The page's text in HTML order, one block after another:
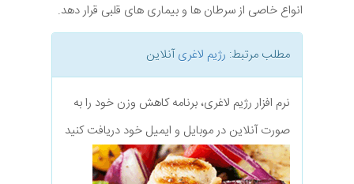
انواع خاصی از سرطان ها و بیماری های قلبی قرار دهد.
مطلب مرتبط: رژیم لاغریآنلاین
نرم افزار رژیم لاغری، برنامه کاهش وزن خود را به
صورت آنلاین در موبایل و ایمیل خود دریافت کنید